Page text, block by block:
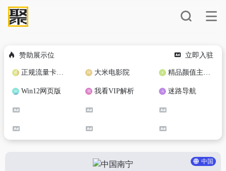
赞助展示位 立即入驻
正规流量卡免费加盟合作 大米电影院 精品颜值主播定制
Win12网页版 我看VIP解析 迷路导航
中国